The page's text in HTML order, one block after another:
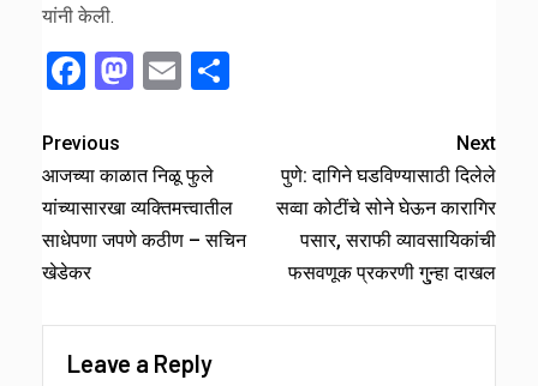
यांनी केली.
Facebook
Mastodon
Email
Previous
आजच्या काळात निळू फुले
यांच्यासारखा व्यक्तिमत्त्वातील
साधेपणा जपणे कठीण – सचिन
खेडेकर
Next
पुणे: दागिने घडविण्यासाठी दिलेले
सव्वा कोटींचे सोने घेऊन कारागिर
पसार, सराफी व्यावसायिकांची
फसवणूक प्रकरणी गु्न्हा दाखल
Leave a Reply